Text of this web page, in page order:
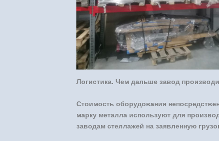
Логистика. Чем дальше завод
Стоимость оборудования
марку металла используют для
заводам стеллажей на заявленную